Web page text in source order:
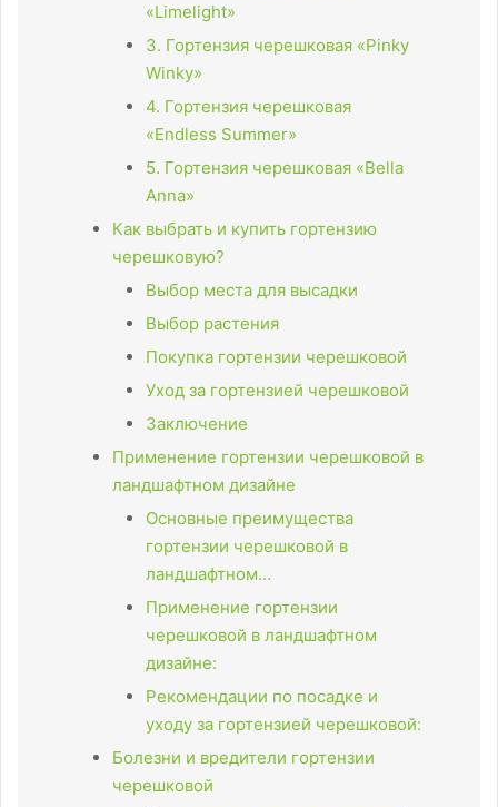
«Limelight»
3. Гортензия черешковая «Pinky
Winky»
4. Гортензия черешковая
«Endless Summer»
5. Гортензия черешковая «Bella
Anna»
Как выбрать и купить гортензию
черешковую?
Выбор места для высадки
Выбор растения
Покупка гортензии черешковой
Уход за гортензией черешковой
Заключение
Применение гортензии черешковой в
ландшафтном дизайне
Основные преимущества
гортензии черешковой в
ландшафтном…
Применение гортензии
черешковой в ландшафтном
дизайне:
Рекомендации по посадке и
уходу за гортензией черешковой:
Болезни и вредители гортензии
черешковой